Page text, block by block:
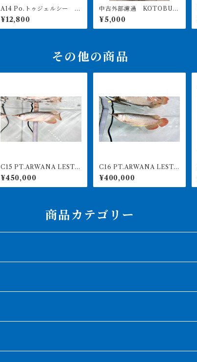
A14 Po.トゥジェルシー 2
0㎝前後
¥12,800
中古外部濾過 KOTOBUK
I POWERBOX V1200 引
き取り限定
¥5,000
その他の商品
C15 PT.ARWANA LESTA
RI 最高峰紅龍 アブソリュ
ートレッド 18㎝前後 26
0-005141アグスファーム
¥450,000
C16 PT.ARWANA LESTA
RI 最高峰紅龍 アブソリュ
ートレッド 18㎝前後 26
0-005139 アグスファーム
¥400,000
商品カテゴリー